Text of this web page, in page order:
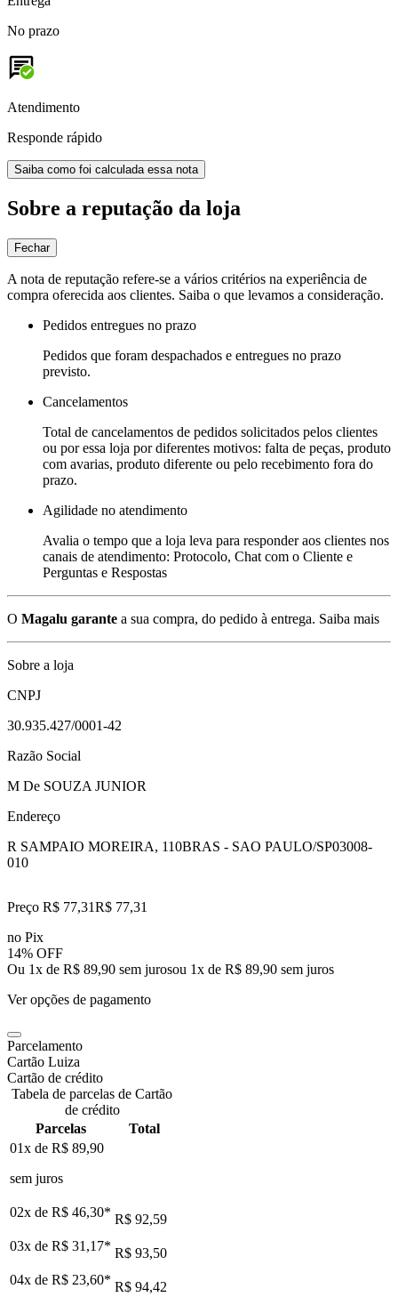
No prazo
Atendimento
Responde rápido
Saiba como foi calculada essa nota
Sobre a reputação da loja
Fechar
A nota de reputação refere-se a vários critérios na experiência de
compra oferecida aos clientes. Saiba o que levamos a consideração.
Pedidos entregues no prazo
Pedidos que foram despachados e entregues no prazo
previsto.
Cancelamentos
Total de cancelamentos de pedidos solicitados pelos clientes
ou por essa loja por diferentes motivos: falta de peças, produto
com avarias, produto diferente ou pelo recebimento fora do
prazo.
Agilidade no atendimento
Avalia o tempo que a loja leva para responder aos clientes nos
canais de atendimento: Protocolo, Chat com o Cliente e
Perguntas e Respostas
O Magalu garante a sua compra, do pedido à entrega. Saiba mais
Sobre a loja
CNPJ
30.935.427/0001-42
Razão Social
M De SOUZA JUNIOR
Endereço
R SAMPAIO MOREIRA, 110BRAS - SAO PAULO/SP03008-
010
Preço R$ 77,31R$ 77,31
no Pix
14% OFF
Ou 1x de R$ 89,90 sem jurosou 1x de R$ 89,90 sem juros
Ver opções de pagamento
Parcelamento
Cartão Luiza
Cartão de crédito
Tabela de parcelas de Cartão
de crédito
Parcelas
Total
01x de R$ 89,90
sem juros
02x de R$ 46,30* R$ 92,59
03x de R$ 31,17* R$ 93,50
04x de R$ 23,60* R$ 94,42